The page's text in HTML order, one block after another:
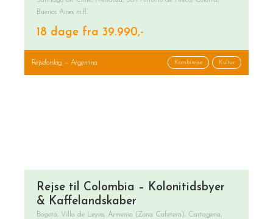
Buenos Aires m.fl.
18 dage fra 39.990,-
Rejseforslag — Argentina Kombirejse Kultur
Rejse til Colombia – Kolonitidsbyer
& Kaffelandskaber
Bogotá, Villa de Leyva, Armenia (Zona Cafetera), Cartagena,